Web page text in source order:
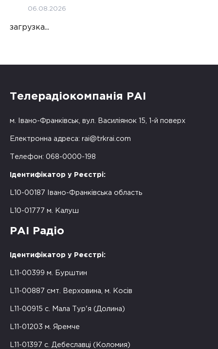
06.08.2026
загрузка...
Телерадіокомпанія РАІ
м. Івано-Франківськ, вул. Василіянок 15, 1-й поверх
Електронна адреса: rai@trkrai.com
Телефон: 068-0000-198
Ідентифікатор у Реєстрі:
L10-00187 Івано-Франківська область
L10-01777 м. Калуш
РАІ Радіо
Ідентифікатор у Реєстрі:
L11-00399 м. Бурштин
L11-00887 смт. Верховина, м. Косів
L11-00915 с. Мала Тур'я (Долина)
L11-01203 м. Яремче
L11-01397 с. Дебеславці (Коломия)